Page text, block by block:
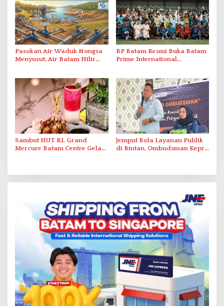
Pasokan Air Waduk Nongsa
Menyusut, Air Batam Hilir
BP Batam Resmi Buka Batam
Prime International
Abdul Jamal
Sambut HUT RI, Grand
Mercure Batam Centre Gelar
Jemput Bola Layanan Publik
di Bintan, Ombudsman Kepri